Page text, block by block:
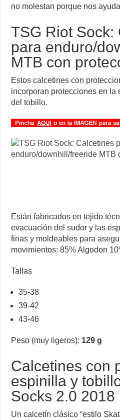
no molestan porque nos
TSG Riot Sock:
para enduro/
MTB con
Estos calcetines con
incorporan protecciones en la
del tobillo.
Están fabricados en tejido
evacuación del sudor y las
finas y moldeables para
movimientos: 85% Algodon
Tallas
35-38
39-42
43-46
Peso (muy ligeros): 129 g
Calcetines con
espinilla y
Socks 2.0 2018
Un calcetín clásico “estilo